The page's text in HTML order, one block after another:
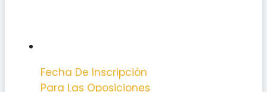
Fecha De Inscripción
Para Las Oposiciones